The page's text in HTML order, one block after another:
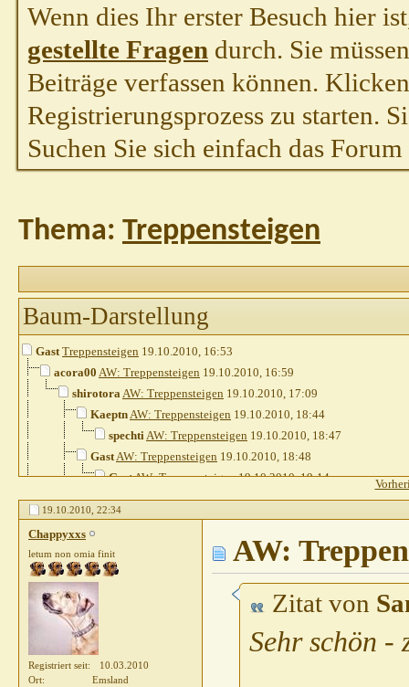
Wenn dies Ihr erster Besuch hier
gestellte Fragen durch. Sie
Beiträge verfassen können.
Registrierungsprozess zu starten.
Suchen Sie sich einfach das
Thema: Treppensteigen
Baum-Darstellung
Gast Treppensteigen 19.10.2010, 16:53
acora00 AW: Treppensteigen 19.10.2010, 16:59
shirotoraAW: Treppensteigen 19.10.2010, 17:09
KaeptnAW: Treppensteigen 19.10.2010, 18:44
spechtiAW: Treppensteigen 19.10.2010, 18:47
GastAW: Treppensteigen 19.10.2010, 18:48
GastAW: Treppensteigen19.10.2010,19:14
GastAW: Treppensteigen19.10.2010,19:18
GastAW: Treppensteigen19.10.2010,19:45
AW: Treppensteigen 19.10.2010,
AW: Treppensteigen19.10.2010,20:17
AW: Treppensteigen19.10.2010,20:32
AW: Treppensteigen 19.10.2010,
ChappyxxsAW: Treppensteigen
19.10.2010, 22:34
Chappyxxs
letum non omia finit
Registriert seit
10.03.2010
Ort
Emsland
AW:
Zitat von
Sehr schön -